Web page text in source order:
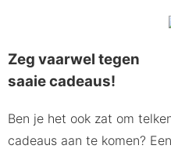
Zeg vaarwel tegen
saaie cadeaus!
Ben je het ook zat om
cadeaus aan te komen?